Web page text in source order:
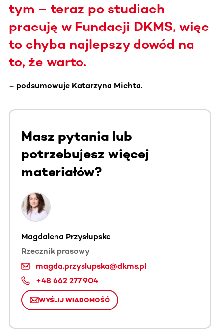
tym – teraz po studiach
pracuję w Fundacji DKMS, więc
to chyba najlepszy dowód na
to, że warto.
– podsumowuje Katarzyna Michta.
Masz pytania lub
potrzebujesz więcej
materiałów?
Magdalena Przysłupska
Rzecznik prasowy
magda.przyslupska@dkms.pl
+48 662 277 904
WYŚLIJ WIADOMOŚĆ